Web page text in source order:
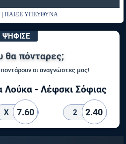
| ΠΑΙΞΕ ΥΠΕΥΘΥΝΑ
ΨΗΦΙΣΕ
θα πόνταρες;
οι αναγνώστες μας!
- Λέφσκι Σόφιας
X 7.60 2 2.40